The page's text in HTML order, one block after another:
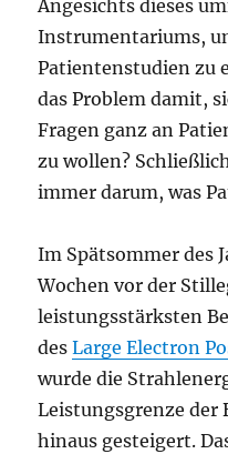
Angesichts dieses
Instrumentariums,
Patientenstudien zu
das Problem damit,
Fragen ganz an
zu wollen?
immer darum, was
Im Spätsommer des
Wochen vor der
leistungsstärksten
desLarge Electron
wurde die
Leistungsgrenze der
hinaus gesteigert.